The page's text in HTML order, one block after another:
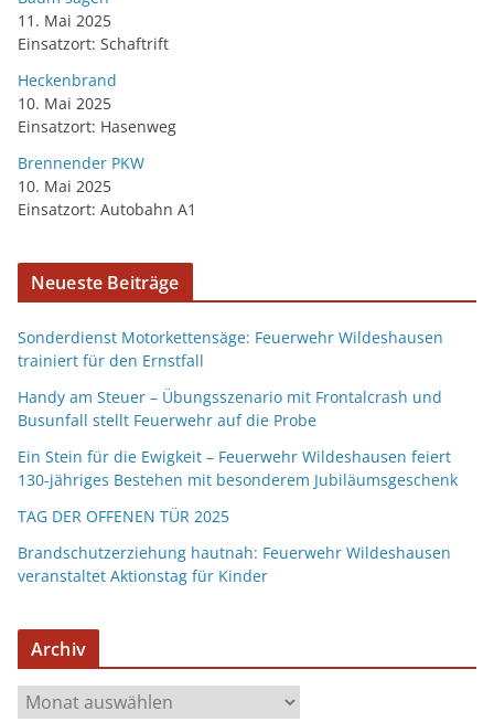
11. Mai 2025
Einsatzort: Schaftrift
Heckenbrand
10. Mai 2025
Einsatzort: Hasenweg
Brennender PKW
10. Mai 2025
Einsatzort: Autobahn A1
Neueste Beiträge
Sonderdienst Motorkettensäge: Feuerwehr Wildeshausen
trainiert für den Ernstfall
Handy am Steuer – Übungsszenario mit Frontalcrash und
Busunfall stellt Feuerwehr auf die Probe
Ein Stein für die Ewigkeit – Feuerwehr Wildeshausen feiert
130-jähriges Bestehen mit besonderem Jubiläumsgeschenk
TAG DER OFFENEN TÜR 2025
Brandschutzerziehung hautnah: Feuerwehr Wildeshausen
veranstaltet Aktionstag für Kinder
Archiv